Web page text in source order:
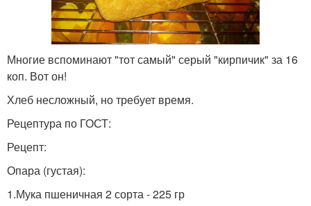
Многие вспоминают "тот самый" серый "кирпичик" за 16
коп. Вот он!
Хлеб несложный, но требует время.
Рецептура по ГОСТ:
Рецепт:
Опара (густая):
1.Мука пшеничная 2 сорта - 225 гр